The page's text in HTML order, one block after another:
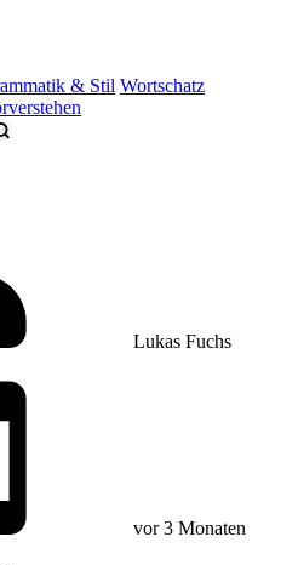
& Stil Wortschatz
Lukas Fuchs
vor 3 Monaten